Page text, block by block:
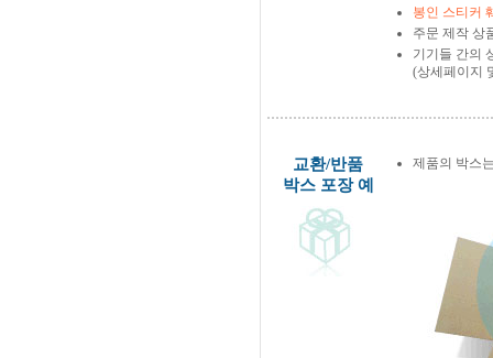
봉인 스티커
주문 제작 상
기기들 간의
(상세페이지
교환/반품
박스 포장 예
제품의 박스